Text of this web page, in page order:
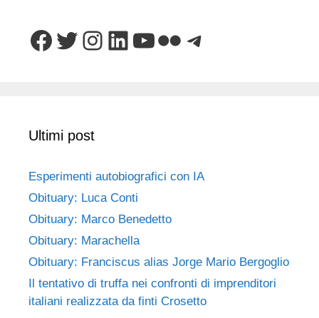
Facebook
Twitter
Instagram
LinkedIn
YouTube
FlickrTelegram
Ultimi post
Esperimenti autobiografici con IA
Obituary: Luca Conti
Obituary: Marco Benedetto
Obituary: Marachella
Obituary: Franciscus alias Jorge Mario Bergoglio
Il tentativo di truffa nei confronti di imprenditori
italiani realizzata da finti Crosetto